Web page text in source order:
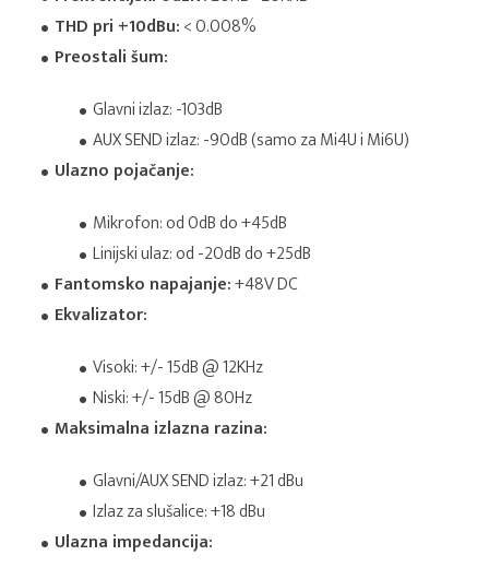
THD pri +10dBu:< 0.008%
Preostali šum:
Glavni izlaz: -103dB
AUX SEND izlaz: -90dB (samo za Mi4U i Mi6U)
Ulazno pojačanje:
Mikrofon: od 0dB do +45dB
Linijski ulaz: od -20dB do +25dB
Fantomsko napajanje:+48V DC
Ekvalizator:
Visoki: +/- 15dB @ 12KHz
Niski: +/- 15dB @ 80Hz
Maksimalna izlazna razina:
Glavni/AUX SEND izlaz: +21 dBu
Izlaz za slušalice: +18 dBu
Ulazna impedancija: